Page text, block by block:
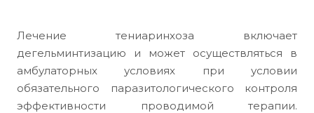
Лечение тениаринхоза включает
дегельминтизацию и может осуществляться в
амбулаторных условиях при условии
обязательного паразитологического контроля
эффективности проводимой терапии.